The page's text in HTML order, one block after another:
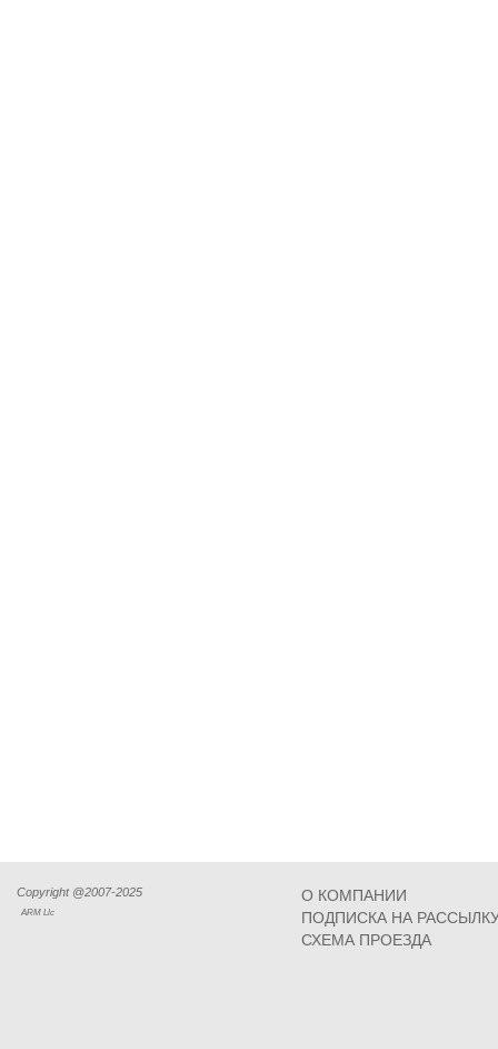
Copyright @2007-2025
ARM Llc
О КОМПАНИИ
ПОДПИСКА НА
СХЕМА ПРОЕЗДА